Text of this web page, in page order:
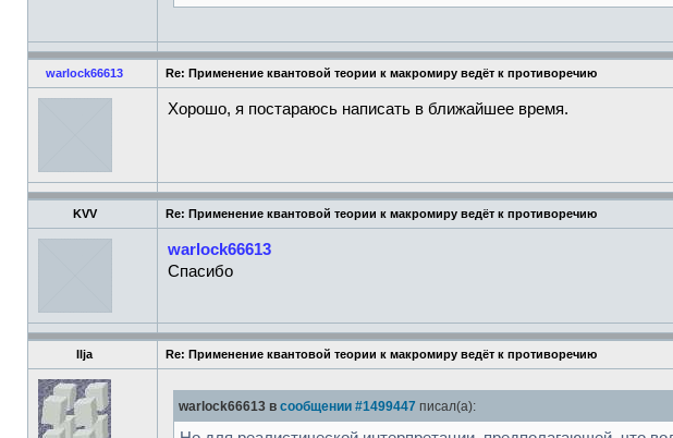
warlock66613 Re: Применение квантовой теории к макромиру ведёт к противоречию
Хорошо, я постараюсь написать в ближайшее время.
KVV Re: Применение квантовой теории к макромиру ведёт к противоречию
warlock66613
Спасибо
Ilja Re: Применение квантовой теории к макромиру ведёт к противоречию
warlock66613 в сообщении #1499447 писал(а):